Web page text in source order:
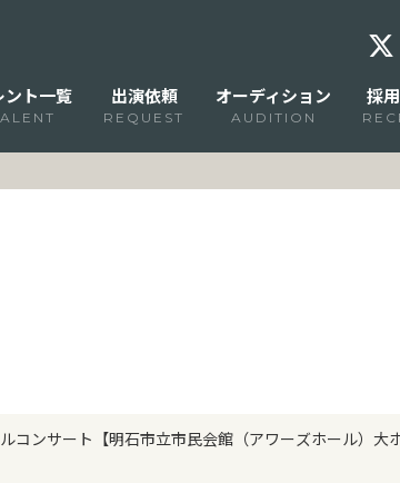
ント一覧 出演依頼
REQUEST
オーディション
AUDITION
採
コンサート【明石市立市民会館（アワーズホール）大